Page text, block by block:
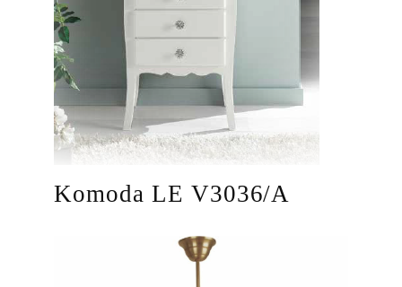
Komoda LE V3036/A